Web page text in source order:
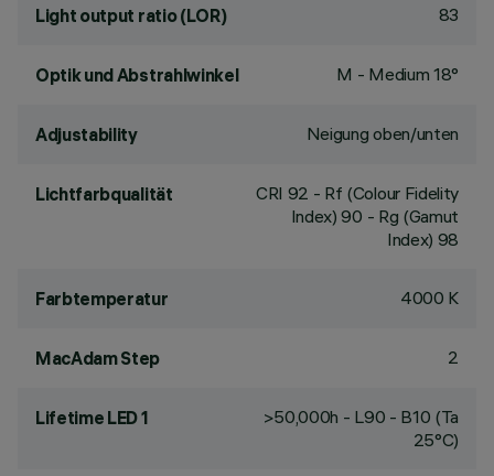
Light output ratio (LOR) 83
Optik und Abstrahlwinkel M - Medium 18°
Adjustability Neigung oben/unten
Lichtfarbqualität CRI 92 - Rf (Colour Fidelity
Index) 90 - Rg (Gamut
Index) 98
Farbtemperatur 4000 K
MacAdam Step 2
Lifetime LED 1
>50,000h - L90 - B10 (Ta
25°C)